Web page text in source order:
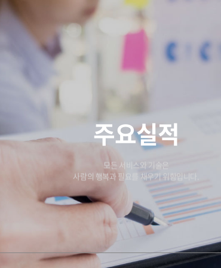
주요실적
모든 서비스와 기술은
사람의 행복과 필요를 채우기 위함입니다.